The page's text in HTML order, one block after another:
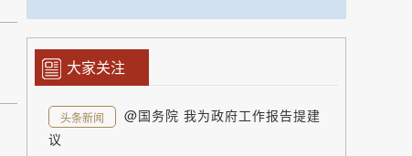
大家关注
头条新闻
@国务院 我为政府工作报告提建
议